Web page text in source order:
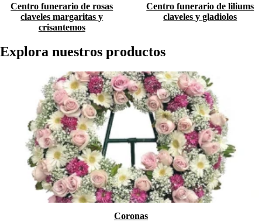
Centro funerario de rosas
claveles margaritas y
crisantemos
Centro funerario de liliums
claveles y gladiolos
Explora nuestros productos
Coronas